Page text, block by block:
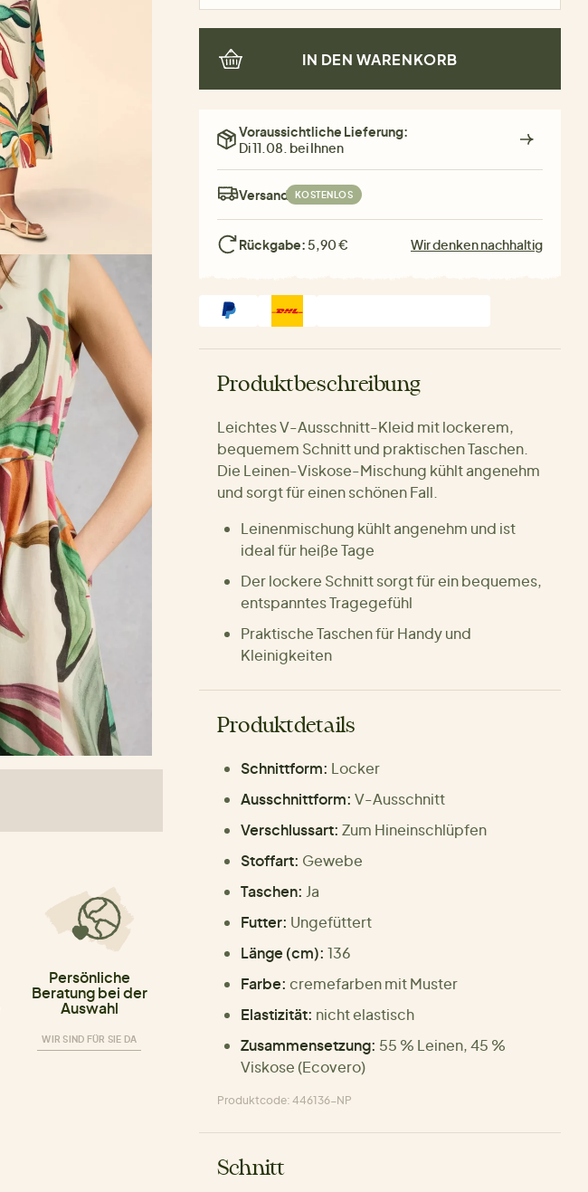
Persönliche
Beratung bei der
Auswahl
WIR SIND FÜR SIE DA
IN DEN WARENKORB
Voraussichtliche Lieferung:
Di 11.08. bei Ihnen
Versand: KOSTENLOS
Rückgabe: 5,90 € Wir denken nachhaltig
Produktbeschreibung
Leichtes V-Ausschnitt-Kleid mit lockerem,
bequemem Schnitt und praktischen Taschen.
Die Leinen-Viskose-Mischung kühlt angenehm
und sorgt für einen schönen Fall.
Leinenmischung kühlt angenehm und ist
ideal für heiße Tage
Der lockere Schnitt sorgt für ein bequemes,
entspanntes Tragegefühl
Praktische Taschen für Handy und
Kleinigkeiten
Produktdetails
Schnittform: Locker
Ausschnittform: V-Ausschnitt
Verschlussart: Zum Hineinschlüpfen
Stoffart: Gewebe
Taschen: Ja
Futter: Ungefüttert
Länge (cm): 136
Farbe: cremefarben mit Muster
Elastizität: nicht elastisch
Zusammensetzung: 55 % Leinen, 45 %
Viskose (Ecovero)
Produktcode: 446136-NP
Schnitt